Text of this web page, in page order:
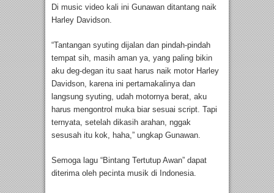
Di music video kali ini Gunawan ditantang naik
Harley Davidson.
“Tantangan syuting dijalan dan pindah-pindah
tempat sih, masih aman ya, yang paling bikin
aku deg-degan itu saat harus naik motor Harley
Davidson, karena ini pertamakalinya dan
langsung syuting, udah motornya berat, aku
harus mengontrol muka biar sesuai script. Tapi
ternyata, setelah dikasih arahan, nggak
sesusah itu kok, haha,” ungkap Gunawan.
Semoga lagu “Bintang Tertutup Awan” dapat
diterima oleh pecinta musik di Indonesia.